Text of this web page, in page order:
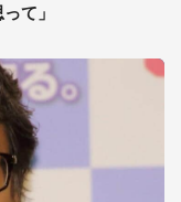
て」